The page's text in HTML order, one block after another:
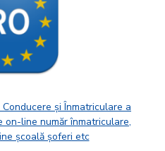
și Înmatriculare a
line număr înmatriculare,
școală șoferi etc